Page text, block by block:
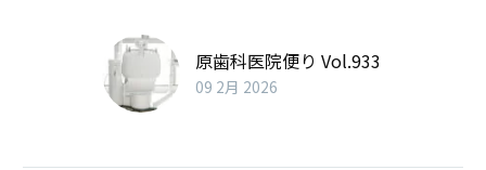
原歯科医院便り Vol.933
09 2月 2026